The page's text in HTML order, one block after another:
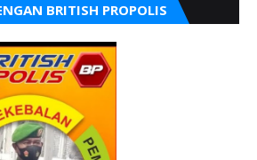
BRITISH PROPOLIS